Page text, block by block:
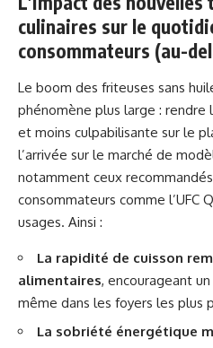
culinaires sur le
consommateurs (au-
Le boom des friteuses sans
phénomène plus large : rendre
et moins culpabilisante sur le
l’arrivée sur le marché de
notamment ceux
consommateurs comme l’UFC
usages. Ainsi :
La rapidité de cuisson
alimentaires, encourageant
même dans les foyers les plus
La sobriété énergétique